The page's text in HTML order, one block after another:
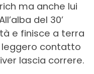
ma anche lui
del 30’
e finisce a terra
leggero contatto
lascia correre.